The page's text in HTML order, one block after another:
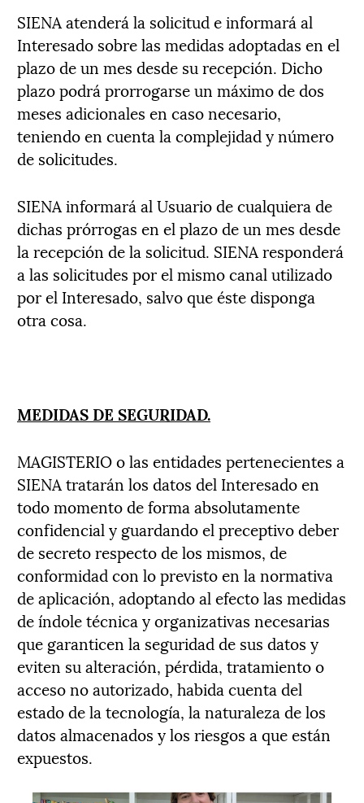
SIENA atenderá la solicitud e informará al
Interesado sobre las medidas adoptadas en el
plazo de un mes desde su recepción. Dicho
plazo podrá prorrogarse un máximo de dos
meses adicionales en caso necesario,
teniendo en cuenta la complejidad y número
de solicitudes.
SIENA informará al Usuario de cualquiera de
dichas prórrogas en el plazo de un mes desde
la recepción de la solicitud. SIENA responderá
a las solicitudes por el mismo canal utilizado
por el Interesado, salvo que éste disponga
otra cosa.
MEDIDAS DE SEGURIDAD.
MAGISTERIO o las entidades pertenecientes a
SIENA tratarán los datos del Interesado en
todo momento de forma absolutamente
confidencial y guardando el preceptivo deber
de secreto respecto de los mismos, de
conformidad con lo previsto en la normativa
de aplicación, adoptando al efecto las medidas
de índole técnica y organizativas necesarias
que garanticen la seguridad de sus datos y
eviten su alteración, pérdida, tratamiento o
acceso no autorizado, habida cuenta del
estado de la tecnología, la naturaleza de los
datos almacenados y los riesgos a que están
expuestos.